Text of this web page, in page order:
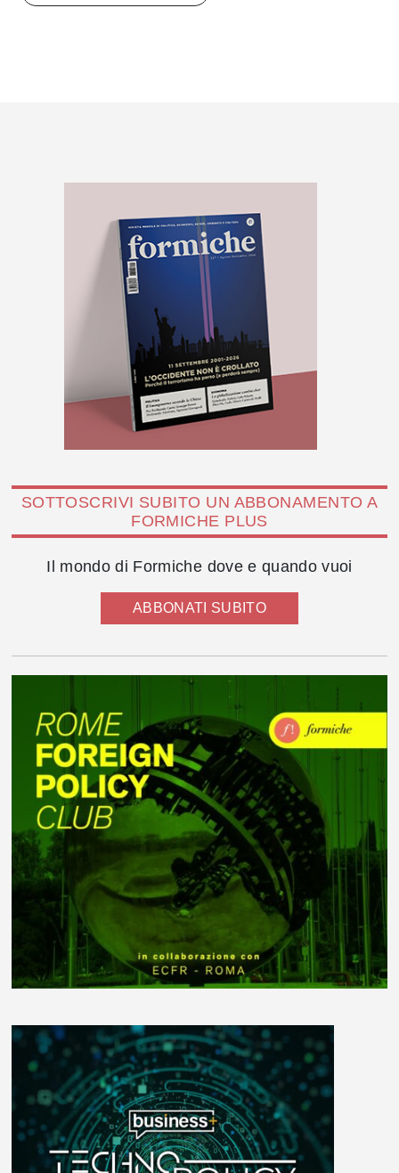
SOTTOSCRIVI SUBITO UN ABBONAMENTO A
FORMICHE PLUS
Il mondo di Formiche dove e quando vuoi
ABBONATI SUBITO